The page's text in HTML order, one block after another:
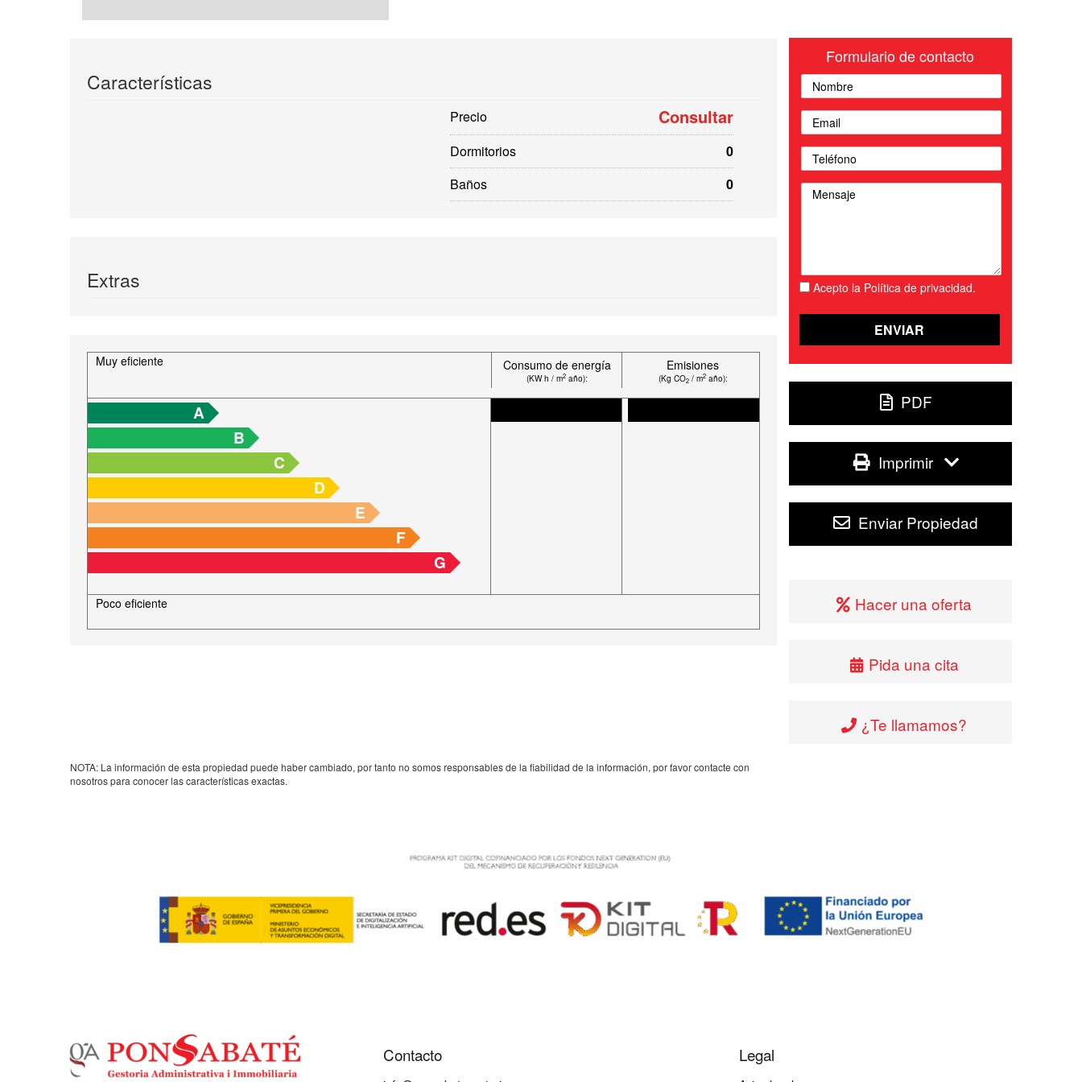
Características
Precio Consultar
Dormitorios
0
Baños
0
Extras
Muy eficiente Consumo de energía
(KW h / m2año):
Emisiones
(Kg CO2/ m2año):
A
B
C
D
E
F
G
Poco eficiente
Formulario de contacto
Acepto la Política de privacidad.
PDF
Imprimir
Enviar Propiedad
Hacer una oferta
Pida una cita
¿Te llamamos?
NOTA: La información de esta propiedad puede haber cambiado, por tanto no somos responsables de la fiabilidad de la información, por favor contacte con
nosotros para conocer las características exactas.
Contacto Legal